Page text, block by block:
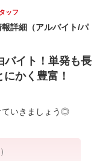
ッフ
詳細（アルバイト/パ
バイト！単発も長
かく豊富！
ていきましょう◎